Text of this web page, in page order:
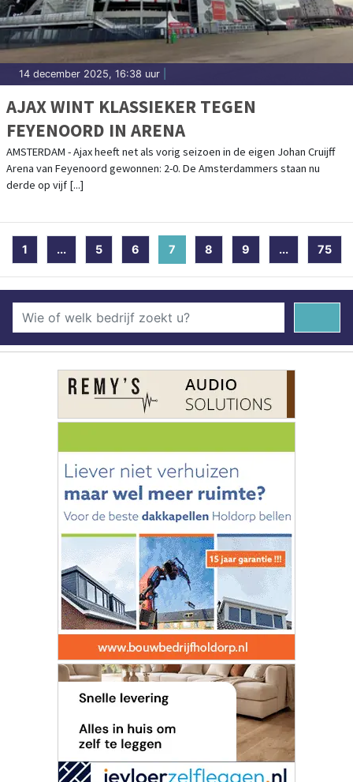
14 december 2025, 16:38 uur
AJAX WINT KLASSIEKER TEGEN
FEYENOORD IN ARENA
AMSTERDAM - Ajax heeft net als vorig seizoen in de eigen Johan Cruijff
Arena van Feyenoord gewonnen: 2-0. De Amsterdammers staan nu
derde op vijf [...]
1 ... 5 6 7 (current)
8 9 ... 75